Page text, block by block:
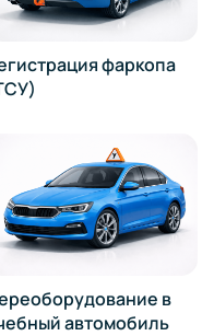
фаркопа
в
автомобиль